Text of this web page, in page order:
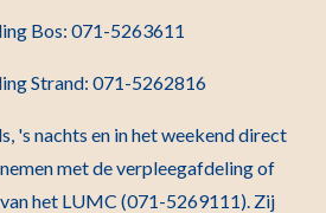
Bos: 071-5263611
Strand: 071-5262816
's nachts en in het weekend direct
met de verpleegafdeling of
het LUMC (071-5269111). Zij